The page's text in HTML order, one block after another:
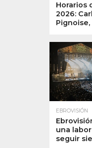
Horarios
2026:
Pignoise,
EBROVISIÓN
una
seguir